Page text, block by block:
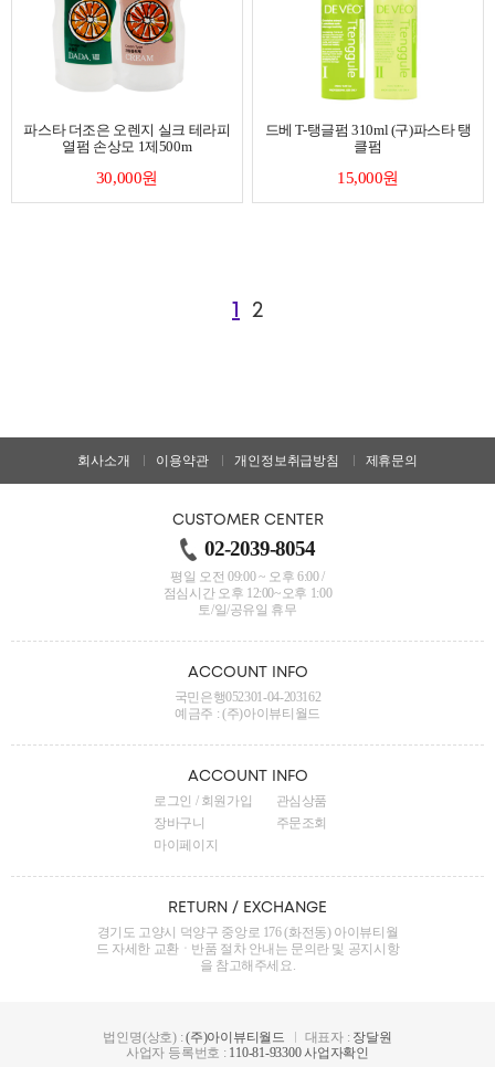
파스타 더조은 오렌지 실크 테라피
열펌 손상모 1제500m
30,000원
드베 T-탱글펌 310ml (구)파스타 탱
클펌
15,000원
1 2
회사소개 이용약관 개인정보취급방침 제휴문의
CUSTOMER CENTER
02-2039-8054
평일 오전 09:00 ~ 오후 6:00 /
점심시간 오후 12:00~오후 1:00
토/일/공유일 휴무
ACCOUNT INFO
국민은행052301-04-203162
예금주 : (주)아이뷰티월드
ACCOUNT INFO
로그인 / 회원가입
관심상품
장바구니
주문조회
마이페이지
RETURN / EXCHANGE
경기도 고양시 덕양구 중앙로 176 (화전동) 아이뷰티월
드 자세한 교환ㆍ반품 절차 안내는 문의란 및 공지시항
을 참고해주세요.
법인명(상호) :(주)아이뷰티월드 대표자 : 장달원
사업자 등록번호 : 110-81-93300사업자확인